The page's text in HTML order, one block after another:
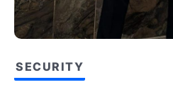
SECURITY